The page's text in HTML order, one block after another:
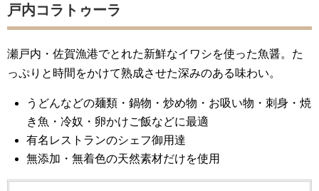
戸内コラトゥーラ
瀬戸内・佐賀漁港でとれた新鮮なイワシを使った魚醤。た
っぷりと時間をかけて熟成させた深みのある味わい。
うどんなどの麺類・鍋物・炒め物・お吸い物・刺身・焼
き魚・冷奴・卵かけご飯などに最適
有名レストランのシェフ御用達
無添加・無着色の天然素材だけを使用